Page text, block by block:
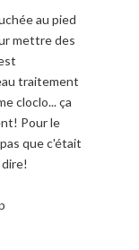
au pied
mettre des
traitement
cloclo... ça
Pour le
que c'était